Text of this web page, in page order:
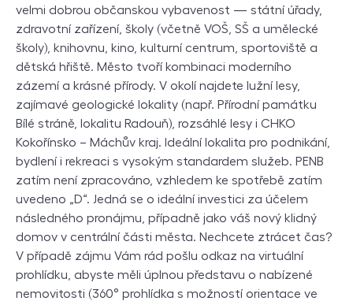
velmi dobrou občanskou vybavenost — státní úřady,
zdravotní zařízení, školy (včetně VOŠ, SŠ a umělecké
školy), knihovnu, kino, kulturní centrum, sportoviště a
dětská hřiště. Město tvoří kombinaci moderního
zázemí a krásné přírody. V okolí najdete lužní lesy,
zajímavé geologické lokality (např. Přírodní památku
Bílé stráně, lokalitu Radouň), rozsáhlé lesy i CHKO
Kokořínsko – Máchův kraj. Ideální lokalita pro podnikání,
bydlení i rekreaci s vysokým standardem služeb. PENB
zatím není zpracováno, vzhledem ke spotřebě zatím
uvedeno „D“. Jedná se o ideální investici za účelem
následného pronájmu, případně jako váš nový klidný
domov v centrální části města. Nechcete ztrácet čas?
V případě zájmu Vám rád pošlu odkaz na virtuální
prohlídku, abyste měli úplnou představu o nabízené
nemovitosti (360° prohlídka s možností orientace ve